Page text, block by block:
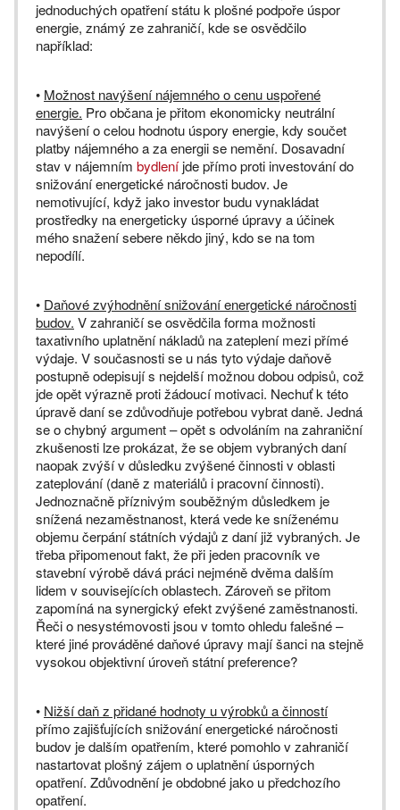
jednoduchých opatření státu k plošné podpoře úspor
energie, známý ze zahraničí, kde se osvědčilo
například:
• Možnost navýšení nájemného o cenu uspořené
energie. Pro občana je přitom ekonomicky neutrální
navýšení o celou hodnotu úspory energie, kdy součet
platby nájemného a za energii se nemění. Dosavadní
stav v nájemním bydleníjde přímo proti investování do
snižování energetické náročnosti budov. Je
nemotivující, když jako investor budu vynakládat
prostředky na energeticky úsporné úpravy a účinek
mého snažení sebere někdo jiný, kdo se na tom
nepodílí.
• Daňové zvýhodnění snižování energetické náročnosti
budov. V zahraničí se osvědčila forma možnosti
taxativního uplatnění nákladů na zateplení mezi přímé
výdaje. V současnosti se u nás tyto výdaje daňově
postupně odepisují s nejdelší možnou dobou odpisů, což
jde opět výrazně proti žádoucí motivaci. Nechuť k této
úpravě daní se zdůvodňuje potřebou vybrat daně. Jedná
se o chybný argument – opět s odvoláním na zahraniční
zkušenosti lze prokázat, že se objem vybraných daní
naopak zvýší v důsledku zvýšené činnosti v oblasti
zateplování (daně z materiálů i pracovní činnosti).
Jednoznačně příznivým souběžným důsledkem je
snížená nezaměstnanost, která vede ke sníženému
objemu čerpání státních výdajů z daní již vybraných. Je
třeba připomenout fakt, že při jeden pracovník ve
stavební výrobě dává práci nejméně dvěma dalším
lidem v souvisejících oblastech. Zároveň se přitom
zapomíná na synergický efekt zvýšené zaměstnanosti.
Řeči o nesystémovosti jsou v tomto ohledu falešné –
které jiné prováděné daňové úpravy mají šanci na stejně
vysokou objektivní úroveň státní preference?
• Nižší daň z přidané hodnoty u výrobků a činností
přímo zajišťujících snižování energetické náročnosti
budov je dalším opatřením, které pomohlo v zahraničí
nastartovat plošný zájem o uplatnění úsporných
opatření. Zdůvodnění je obdobné jako u předchozího
opatření.